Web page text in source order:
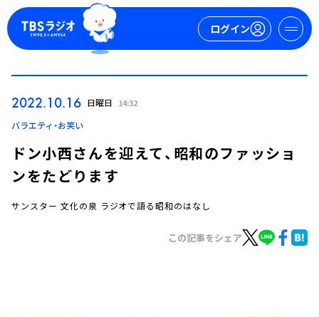
ログイン
ログイン
2022.10.16 日曜日 14:32
バラエティ・お笑い
ドン小西さんを迎えて、昭和のファッショ
ンをたどります
サンスター 文化の泉 ラジオで語る昭和のはなし
この記事をシェア